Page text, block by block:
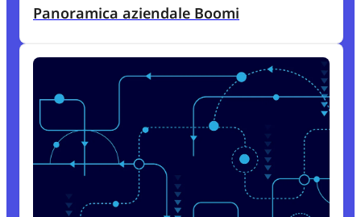
Panoramica aziendale Boomi